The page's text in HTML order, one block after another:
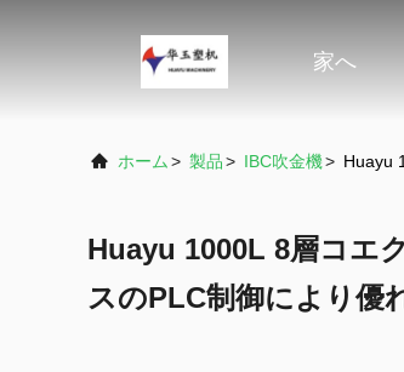
家へ
ホーム > 製品> IBC吹金機> Huayu
Huayu 1000L 8層コエ
スのPLC制御により優